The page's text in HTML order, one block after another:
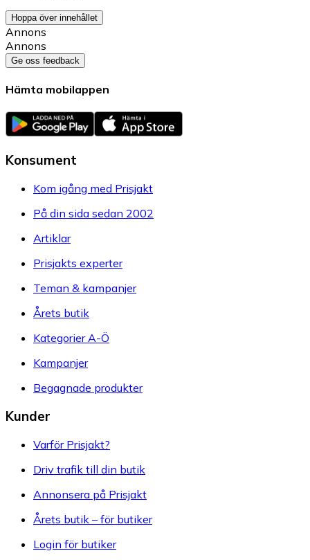
Hoppa över innehållet
Annons
Annons
Ge oss feedback
Hämta mobilappen
Konsument
Kom igång med Prisjakt
På din sida sedan 2002
Artiklar
Prisjakts experter
Teman & kampanjer
Årets butik
Kategorier A-Ö
Kampanjer
Begagnade produkter
Kunder
Varför Prisjakt?
Driv trafik till din butik
Annonsera på Prisjakt
Årets butik – för butiker
Login för butiker